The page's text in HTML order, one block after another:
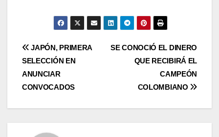
SE CONOCIÓ EL DINERO
QUE RECIBIRÁ EL
CAMPEÓN
COLOMBIANO
JAPÓN, PRIMERA
SELECCIÓN EN
ANUNCIAR
CONVOCADOS